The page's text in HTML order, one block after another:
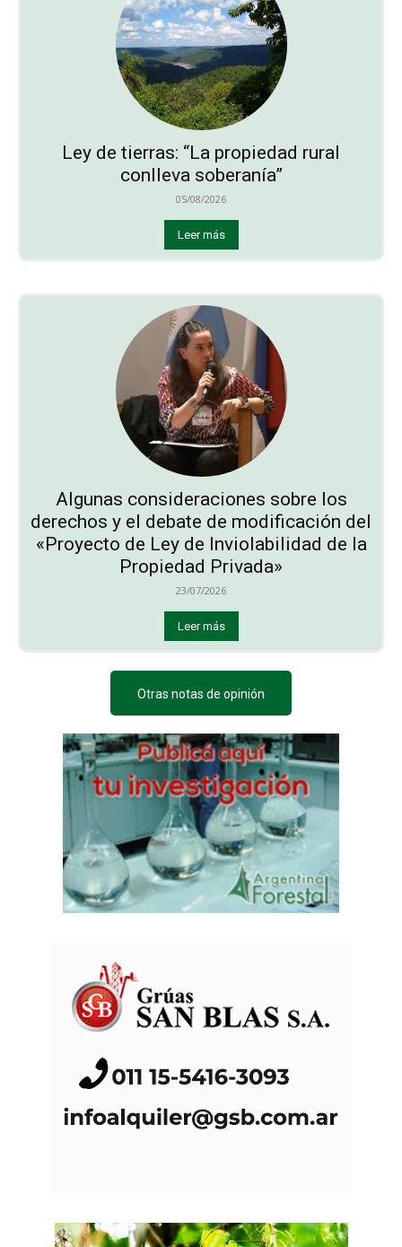
Ley de tierras: “La propiedad rural
conlleva soberanía”
05/08/2026
Leer más
Algunas consideraciones sobre los
derechos y el debate de modificación del
«Proyecto de Ley de Inviolabilidad de la
Propiedad Privada»
23/07/2026
Leer más
Otras notas de opinión